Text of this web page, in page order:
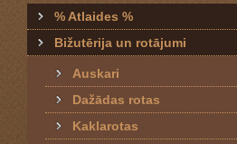
% Atlaides %
Bižutērija un rotājumi
Auskari
Dažādas rotas
Kaklarotas